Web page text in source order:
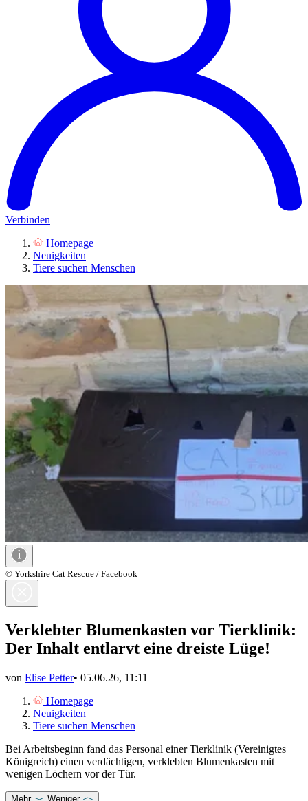
Verbinden
Homepage
Neuigkeiten
Tiere suchen Menschen
© Yorkshire Cat Rescue / Facebook
Verklebter Blumenkasten vor Tierklinik:
Der Inhalt entlarvt eine dreiste Lüge!
von Elise Petter• 05.06.26, 11:11
Homepage
Neuigkeiten
Tiere suchen Menschen
Bei Arbeitsbeginn fand das Personal einer Tierklinik (Vereinigtes
Königreich) einen verdächtigen, verklebten Blumenkasten mit
wenigen Löchern vor der Tür.
Mehr Weniger